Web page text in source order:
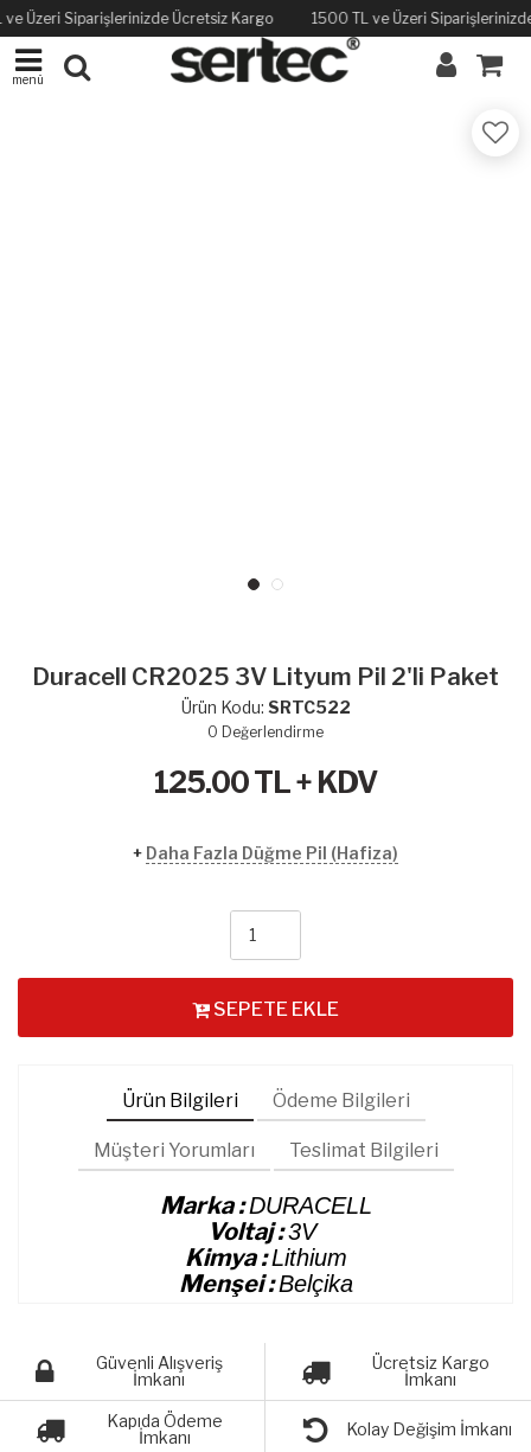
ve Üzeri Siparişlerinizde Ücretsiz Kargo 1500 TL ve Üzeri
menü
Duracell CR2025 3V Lityum Pil 2'li Paket
Ürün Kodu: SRTC522
0 Değerlendirme
125.00TL + KDV
+ Daha Fazla Düğme Pil (Hafiza)
SEPETE EKLE
Ürün Bilgileri Ödeme Bilgileri
Müşteri Yorumları Teslimat Bilgileri
Marka :DURACELL
Voltaj :3V
Kimya :Lithium
Menşei :Belçika
Güvenli Alışveriş
İmkanı
Ücretsiz Kargo
İmkanı
Kapıda Ödeme
İmkanı
Kolay Değişim İmkanı